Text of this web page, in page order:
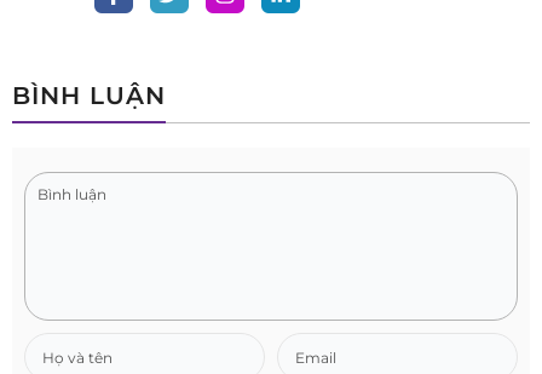
BÌNH LUẬN